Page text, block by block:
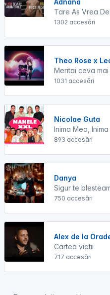
Adnana
Tare As Vrea
1302 accesări
Theo Rose x
Meritai ceva mai
1031 accesări
Nicolae Guta
Inima Mea,
893 accesări
Danya
Sigur te
750 accesări
Alex de la
Cartea vietii
717 accesări